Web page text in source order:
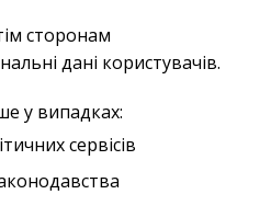
сторонам
дані користувачів.
у випадках:
сервісів